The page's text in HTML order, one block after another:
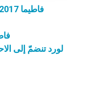
فاطيما 2017: منطق الصليب وقلب مريم
لورد تنضمّ إلى